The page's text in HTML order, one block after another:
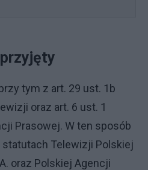
tym z art. 29 ust. 1b
oraz art. 6 ust. 1
Prasowej. W ten sposób
Telewizji Polskiej
oraz Polskiej Agencji